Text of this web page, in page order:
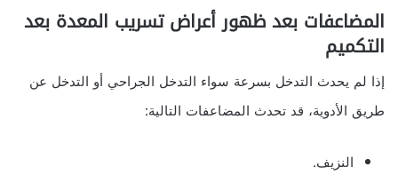
المضاعفات بعد ظهور أعراض تسريب المعدة بعد
التكميم
إذا لم يحدث التدخل بسرعة سواء التدخل الجراحي أو التدخل عن
طريق الأدوية، قد تحدث المضاعفات التالية:
النزيف.